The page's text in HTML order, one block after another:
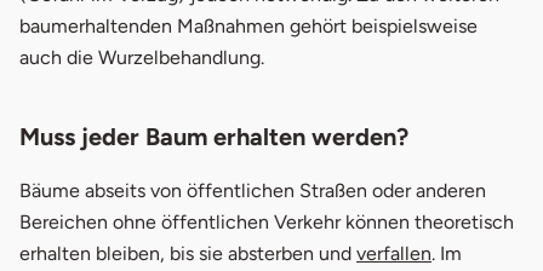
baumerhaltenden Maßnahmen gehört beispielsweise
auch die Wurzelbehandlung.
Muss jeder Baum erhalten werden?
Bäume abseits von öffentlichen Straßen oder anderen
Bereichen ohne öffentlichen Verkehr können theoretisch
erhalten bleiben, bis sie absterben und verfallen. Im